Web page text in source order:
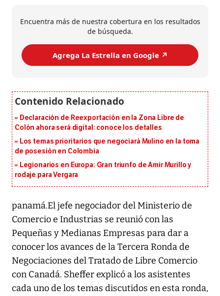
Encuentra más de nuestra cobertura en los resultados
de búsqueda.
Agrega La Estrella en Google ↗️
Declaración de Reexportación en la Zona Libre de
Colón ahora será digital: conoce los detalles
Los temas prioritarios que negociará Mulino en la toma
de posesión en Colombia
Legionarios en Europa: Gran triunfo de Amir Murillo y
rodaje para Vergara
panamá.El jefe negociador del Ministerio de
Comercio e Industrias se reunió con las
Pequeñas y Medianas Empresas para dar a
conocer los avances de la Tercera Ronda de
Negociaciones del Tratado de Libre Comercio
con Canadá. Sheffer explicó a los asistentes
cada uno de los temas discutidos en esta ronda,